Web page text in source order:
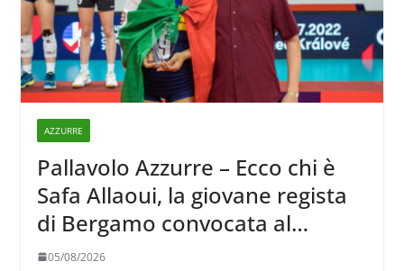
AZZURRE
Pallavolo Azzurre – Ecco chi è
Safa Allaoui, la giovane regista
di Bergamo convocata al
collegiale di Cavalese
05/08/2026